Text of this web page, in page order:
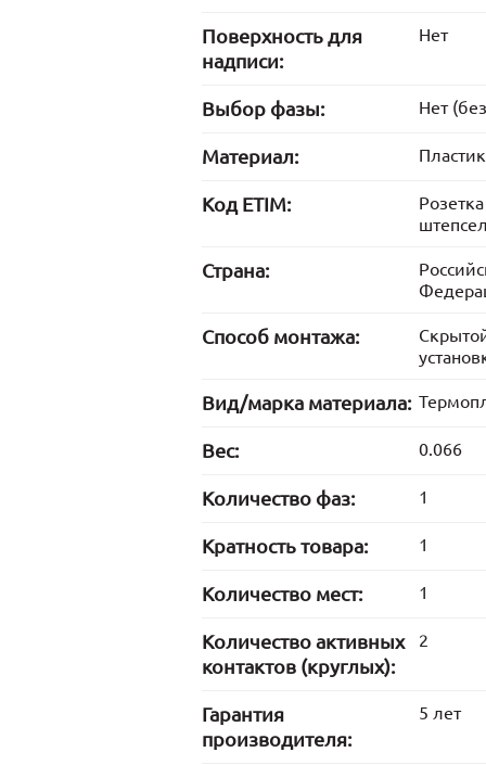
Поверхность для
надписи:
Нет
Выбор фазы: Нет
Материал: Пластик
Код ETIM:
Розетка
Страна:
Способ монтажа:
Вид/марка материала:
Вес: 0.066
Количество фаз: 1
Кратность товара: 1
Количество мест: 1
Количество активных
контактов (круглых):
2
Гарантия
производителя:
5 лет